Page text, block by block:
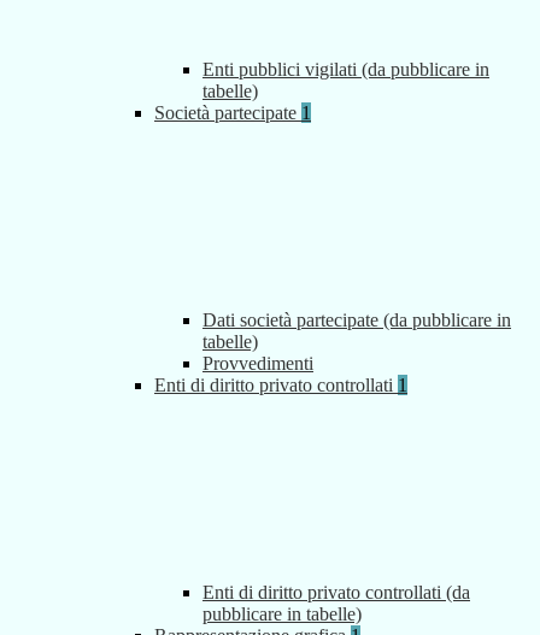
Enti pubblici vigilati (da pubblicare in
tabelle)
Società partecipate 1
Dati società partecipate (da pubblicare in
tabelle)
Provvedimenti
Enti di diritto privato controllati 1
Enti di diritto privato controllati (da
pubblicare in tabelle)